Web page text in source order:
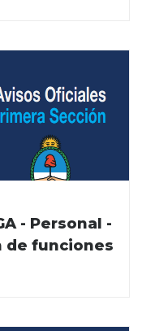
- Personal -
de funciones